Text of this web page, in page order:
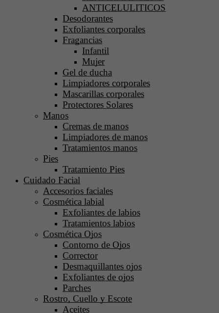
ANTICELULITICOS
Desodorantes
Exfoliantes corporales
Fragancias
Infantil
Mujer
Gel de ducha
Limpiadores corporales
Mascarillas corporales
Protectores Solares
Manos
Cremas de manos
Limpiadores de manos
Tratamientos manos
Pies
Tratamiento Pies
Cuidado Facial
Accesorios faciales
Cosmética labial
Exfoliantes de labios
Tratamientos labios
Cosmética Ojos
Contorno de Ojos
Corrector
Desmaquillantes ojos
Exfoliantes de ojos
Parches
Rostro, Cuello y Escote
Aceites